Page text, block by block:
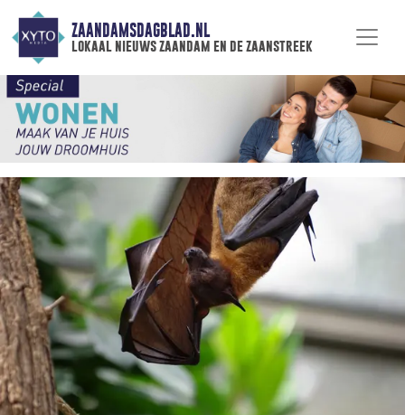
ZAANDAMSDAGBLAD.NL
lokaal nieuws zaandam en de zaanstreek